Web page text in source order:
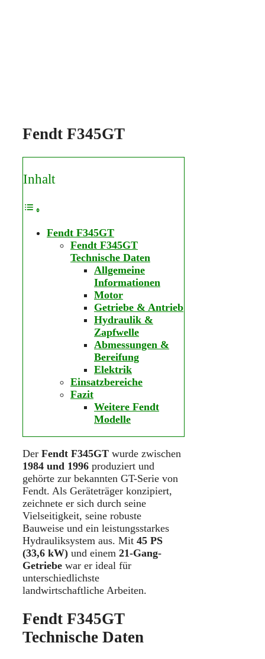
Fendt F345GT
Inhalt
Fendt F345GT
Fendt F345GT
Technische Daten
Allgemeine
Informationen
Motor
Getriebe & Antrieb
Hydraulik &
Zapfwelle
Abmessungen &
Bereifung
Elektrik
Einsatzbereiche
Fazit
Weitere Fendt
Modelle
Der Fendt F345GT wurde zwischen
1984 und 1996 produziert und
gehörte zur bekannten GT-Serie von
Fendt. Als Geräteträger konzipiert,
zeichnete er sich durch seine
Vielseitigkeit, seine robuste
Bauweise und ein leistungsstarkes
Hydrauliksystem aus. Mit 45 PS
(33,6 kW) und einem 21-Gang-
Getriebe war er ideal für
unterschiedlichste
landwirtschaftliche Arbeiten.
Fendt F345GT
Technische Daten